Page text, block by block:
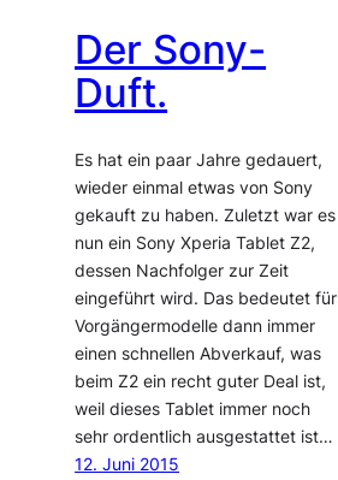
Der Sony-
Duft.
Es hat ein paar Jahre gedauert,
wieder einmal etwas von Sony
gekauft zu haben. Zuletzt war es
nun ein Sony Xperia Tablet Z2,
dessen Nachfolger zur Zeit
eingeführt wird. Das bedeutet für
Vorgängermodelle dann immer
einen schnellen Abverkauf, was
beim Z2 ein recht guter Deal ist,
weil dieses Tablet immer noch
sehr ordentlich ausgestattet ist…
12. Juni 2015